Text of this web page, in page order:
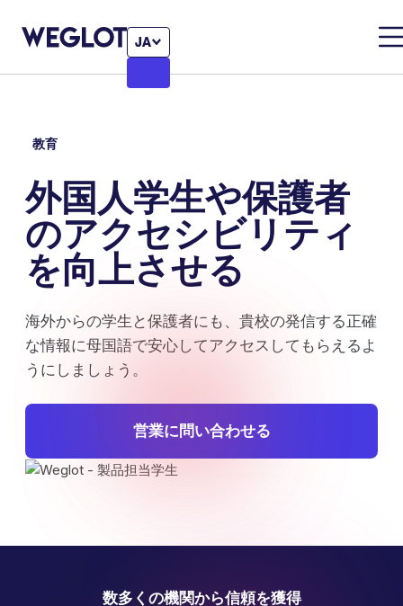
JA
教育
外国人学生や保護者
のアクセシビリティ
を向上させる
海外からの学生と保護者にも、貴校の発信する正確
な情報に母国語で安心してアクセスしてもらえるよ
うにしましょう。
営業に問い合わせる
数多くの機関から信頼を獲得